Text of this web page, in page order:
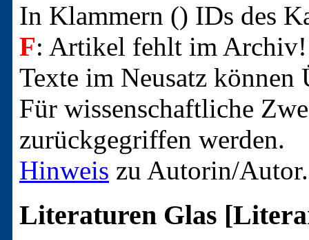
In Klammern () IDs des
F: Artikel fehlt im Archiv!
Texte im Neusatz können
Für wissenschaftliche
zurückgegriffen werden.
Hinweis zu Autorin/Autor.
Literaturen Glas